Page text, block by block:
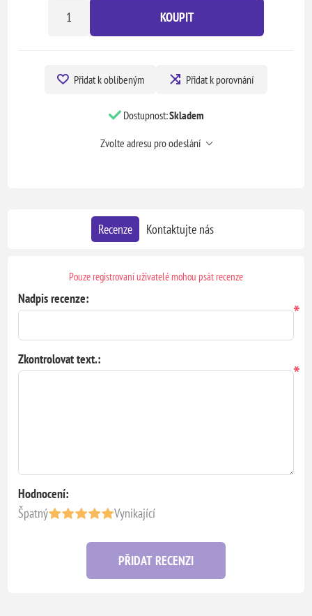
KOUPIT
Přidat k oblíbeným Přidat k porovnání
Dostupnost:Skladem
Zvolte adresu pro odeslání
Recenze Kontaktujte nás
Pouze registrovaní uživatelé mohou psát recenze
Nadpis recenze:
*
Zkontrolovat text.:
*
Hodnocení:
Špatný
Vynikající
PŘIDAT RECENZI